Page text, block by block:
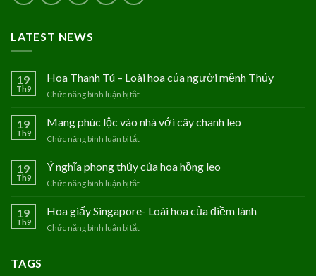
LATEST NEWS
19
Th9
Hoa Thanh Tú – Loài hoa của người mệnh Thủy
Chức năng bình luận bị tắt
Thanh
hoa
Thủy
19
Th9
Mang phúc lộc vào nhà với cây chanh leo
Chức năng bình luận bị tắt
phúc
với
19
Th9
Ý nghĩa phong thủy của hoa hồng leo
Chức năng bình luận bị tắt
nghĩa
19
Th9
Hoa giấy Singapore- Loài hoa của điềm lành
Chức năng bình luận bị tắt
TAGS